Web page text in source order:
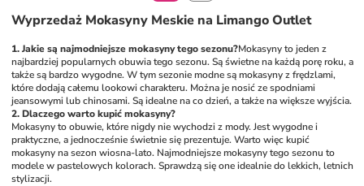
Wyprzedaż Mokasyny Meskie na Limango Outlet
1. Jakie są najmodniejsze mokasyny tego sezonu?Mokasyny to jeden z
najbardziej popularnych obuwia tego sezonu. Są świetne na każdą porę roku, a
także są bardzo wygodne. W tym sezonie modne są mokasyny z frędzlami,
które dodają całemu lookowi charakteru. Można je nosić ze spodniami
2. Dlaczego warto kupić mokasyny?
Mokasyny to obuwie, które nigdy nie wychodzi z mody. Jest wygodne i
praktyczne, a jednocześnie świetnie się prezentuje. Warto więc kupić
mokasyny na sezon wiosna-lato. Najmodniejsze mokasyny tego sezonu to
modele w pastelowych kolorach. Sprawdzą się one idealnie do lekkich, letnich
stylizacji.